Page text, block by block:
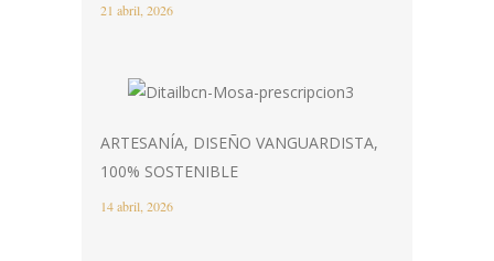
21 abril, 2026
ARTESANÍA, DISEÑO VANGUARDISTA,
100% SOSTENIBLE
14 abril, 2026